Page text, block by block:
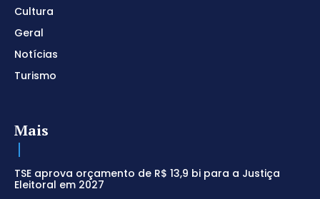
Cultura
Geral
Notícias
Turismo
Mais
TSE aprova orçamento de R$ 13,9 bi para a Justiça
Eleitoral em 2027